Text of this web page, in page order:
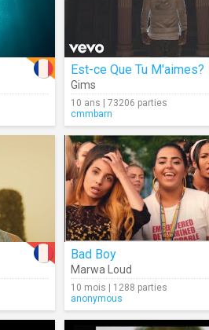
Est-ce Que Tu M'aimes?
Gims
10 ans | 73206 parties
cmmbarn
Bad Boy
Marwa Loud
10 mois | 1288 parties
anonymous